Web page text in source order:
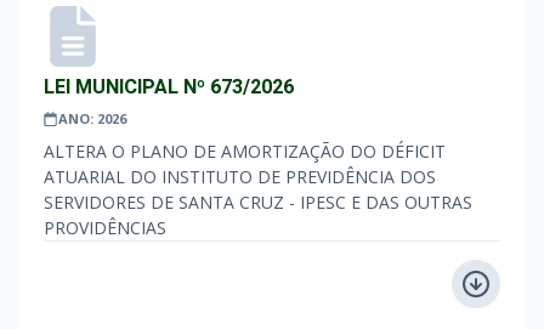
LEI MUNICIPAL Nº 673/2026
ANO: 2026
ALTERA O PLANO DE AMORTIZAÇÃO DO DÉFICIT
ATUARIAL DO INSTITUTO DE PREVIDÊNCIA DOS
SERVIDORES DE SANTA CRUZ - IPESC E DAS OUTRAS
PROVIDÊNCIAS